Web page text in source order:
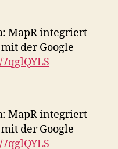
MapR integriert
der Google
MapR integriert
der Google